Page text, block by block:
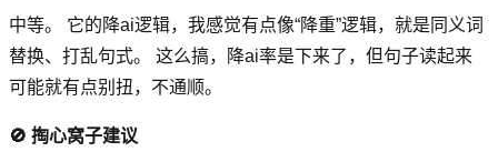
中等。 它的降ai逻辑，我感觉有点像“降重”逻辑，就是同义词
替换、打乱句式。 这么搞，降ai率是下来了，但句子读起来
可能就有点别扭，不通顺。
🚫 掏心窝子建议